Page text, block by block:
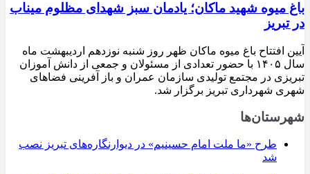
باغ میوه شهید ماکان؛ یادمان سبز شهدای مظلوم میناب
در تبریز
آیین افتتاح باغ میوه ماکان ظهر روز شنبه نوزدهم اردیبهشت ماه
سال ۱۴۰۵ با حضور تعدادی از مسئولان و جمعی از دانش آموزان
تبریزی در مجتمع تولیدی سازمان عمران و باز آفرینی فضاهای
شهری شهرداری تبریز برگزار شد.
شهرستان‌ها
طرح «ما ملت امام حسینیم» در دیوارنگاره‌های تبریز نصب
شد